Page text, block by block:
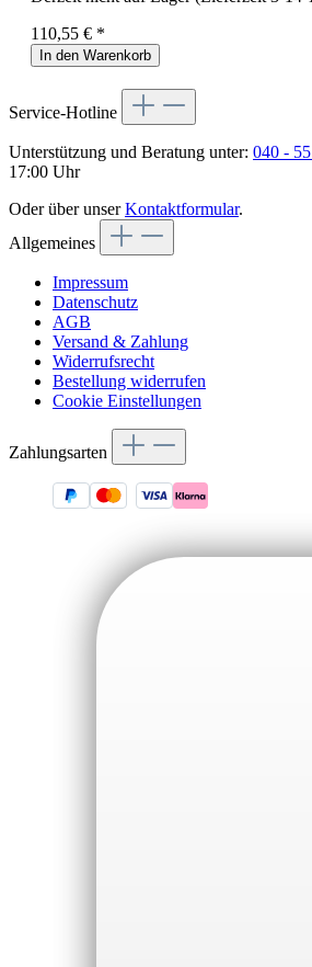
110,55 € *
In den Warenkorb
Service-Hotline
Unterstützung und Beratung unter: 040 -
17:00 Uhr
Oder über unserKontaktformular.
Allgemeines
Impressum
Datenschutz
AGB
Versand & Zahlung
Widerrufsrecht
Bestellung widerrufen
Cookie Einstellungen
Zahlungsarten